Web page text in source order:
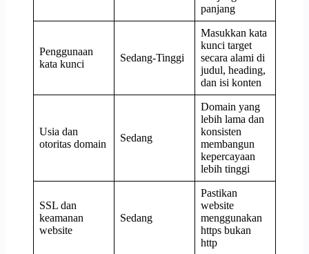
panjang
Penggunaan
kata kunci
Sedang-Tinggi
Masukkan kata
kunci target
secara alami di
judul, heading,
dan isi konten
Usia dan
otoritas domain
Sedang
Domain yang
lebih lama dan
konsisten
membangun
kepercayaan
lebih tinggi
SSL dan
keamanan
website
Sedang
Pastikan
website
menggunakan
https bukan
http